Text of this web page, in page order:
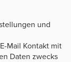
und
Mail Kontakt mit
Daten zwecks